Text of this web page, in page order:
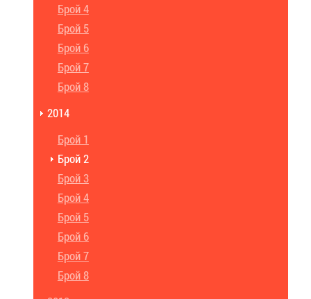
Брой 4
Брой 5
Брой 6
Брой 7
Брой 8
2014
Брой 1
Брой 2
Брой 3
Брой 4
Брой 5
Брой 6
Брой 7
Брой 8